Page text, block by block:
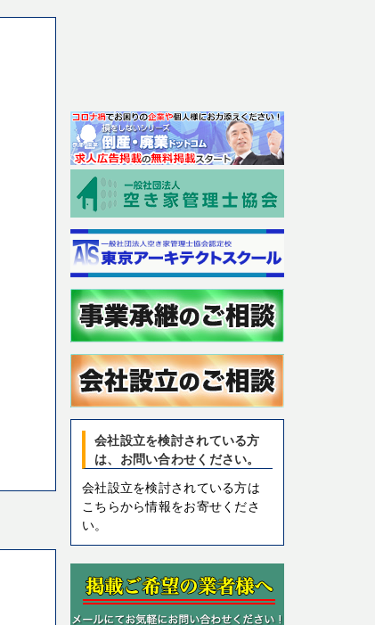
会社設立を検討されている方
は、お問い合わせください。
会社設立を検討されている方は
こちらから情報をお寄せくださ
い。